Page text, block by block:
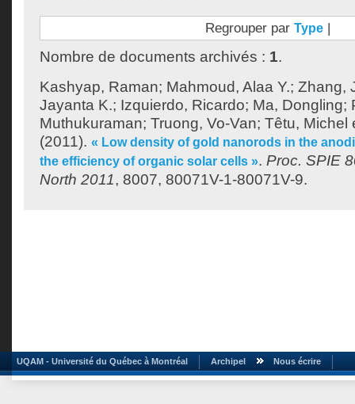
Regrouper par Type |
Nombre de documents archivés : 1.
Kashyap, Raman; Mahmoud, Alaa Y.; Zhang,
Jayanta K.; Izquierdo, Ricardo; Ma, Dongling;
Muthukuraman; Truong, Vo-Van; Têtu, Michel
(2011). « Low density of gold nanorods in the
the efficiency of organic solar cells ». Proc. SPIE
North 2011, 8007, 80071V-1-80071V-9.
UQAM - Université du Québec à Montréal Archipel Nous écrire